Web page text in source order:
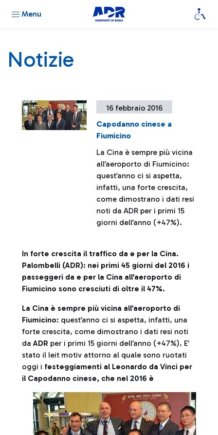
Menu
Notizie
16 febbraio 2016
Capodanno cinese a
Fiumicino
La Cina è sempre più vicina
all’aeroporto di Fiumicino:
quest’anno ci si aspetta,
infatti, una forte crescita,
come dimostrano i dati resi
noti da ADR per i primi 15
giorni dell’anno (+47%).
In forte crescita il traffico da e per la Cina.
Palombelli (ADR): nei primi 45 giorni del 2016 i
passeggeri da e per la Cina all’aeroporto di
Fiumicino sono cresciuti di oltre il 47%.
La Cina è sempre più vicina all’aeroporto di
Fiumicino: quest’anno ci si aspetta, infatti, una
forte crescita, come dimostrano i dati resi noti
da ADR per i primi 15 giorni dell’anno (+47%). E’
stato il leit motiv attorno al quale sono ruotati
oggi i festeggiamenti al Leonardo da Vinci per
il Capodanno cinese, che nel 2016 è